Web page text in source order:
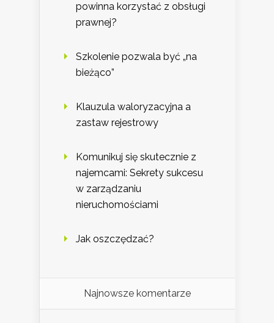
powinna korzystać z obsługi
prawnej?
Szkolenie pozwala być „na
bieżąco”
Klauzula waloryzacyjna a
zastaw rejestrowy
Komunikuj się skutecznie z
najemcami: Sekrety sukcesu
w zarządzaniu
nieruchomościami
Jak oszczędzać?
Najnowsze komentarze